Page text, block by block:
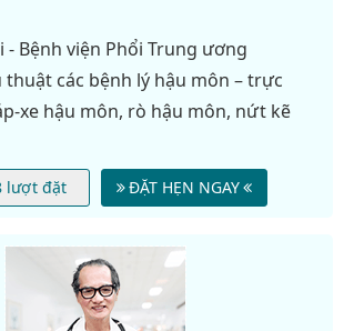
- Bệnh viện Phổi Trung ương
các bệnh lý hậu môn – trực
xe hậu môn, rò hậu môn, nứt kẽ
lượt đặt ĐẶT HẸN NGAY